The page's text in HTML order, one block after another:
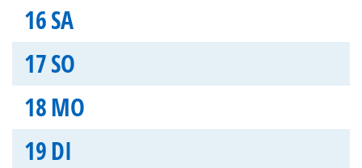
16SA
17SO
18MO
19DI